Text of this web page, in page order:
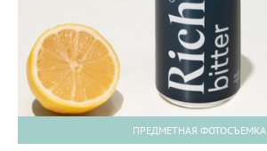
ПРЕДМЕТНАЯ ФОТОСЪЕМКА